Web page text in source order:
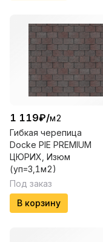
1 119₽/м2
Гибкая черепица
Docke PIE PREMIUM
ЦЮРИХ, Изюм
(уп=3,1м2)
Под заказ
В корзину